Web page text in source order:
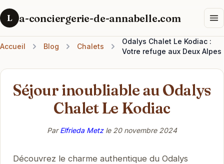
L a-conciergerie-de-annabelle.com
Accueil Blog Chalets
Odalys Chalet Le Kodiac :
Votre refuge aux Deux Alpes
Séjour inoubliable au Odalys
Chalet Le Kodiac
ParElfrieda Metzle 20 novembre 2024
Découvrez le charme authentique du Odalys